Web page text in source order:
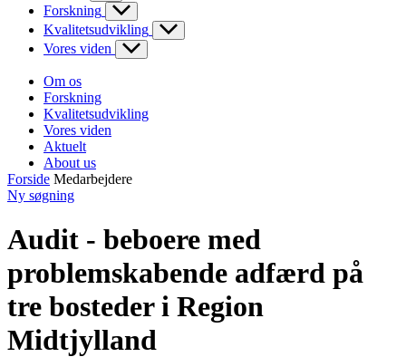
Forskning
Kvalitetsudvikling
Vores viden
Om os
Forskning
Kvalitetsudvikling
Vores viden
Aktuelt
About us
Forside Medarbejdere
Ny søgning
Audit - beboere med
problemskabende adfærd på
tre bosteder i Region
Midtjylland